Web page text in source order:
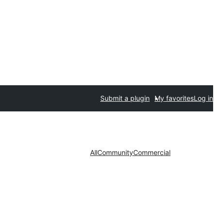
Submit a plugin My favoritesLog in
AllCommunityCommercial